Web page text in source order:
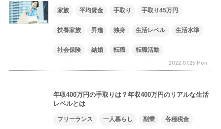
家族 平均賃金 手取り 手取り45万円
扶養家族 昇進 独身 生活レベル 生活水準
社会保険 結婚 転職 転職活動
2022.07.25 Mon
年収400万円の手取りは？年収400万円のリアルな生活
レベルとは
フリーランス 一人暮らし 副業 各種税金